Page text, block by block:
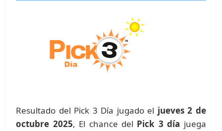
Resultado del Pick 3 Día jugado el jueves 2 de
octubre 2025, El chance del Pick 3 día juega